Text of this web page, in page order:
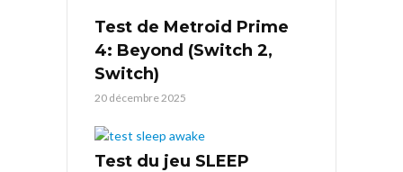
Test de Metroid Prime
4: Beyond (Switch 2,
Switch)
20 décembre 2025
Test du jeu SLEEP